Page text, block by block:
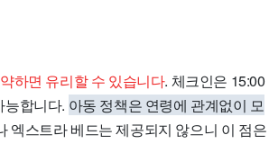
하면 유리할 수 있습니다. 체크인은 15:00
능합니다. 아동 정책은 연령에 관계없이 모
엑스트라 베드는 제공되지 않으니 이 점은